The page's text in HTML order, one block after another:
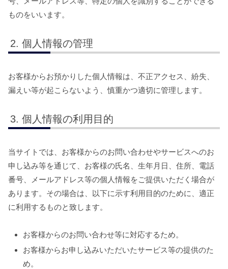
ものをいいます。
個人情報の管理
お客様からお預かりした個人情報は、不正アクセス、紛失、
漏えい等が起こらないよう、慎重かつ適切に管理します。
個人情報の利用目的
当サイトでは、お客様からのお問い合わせやサービスへのお
申し込み等を通じて、お客様の氏名、生年月日、住所、電話
番号、メールアドレス等の個人情報をご提供いただく場合が
あります。その場合は、以下に示す利用目的のために、適正
に利用するものと致します。
お客様からのお問い合わせ等に対応するため。
お客様からお申し込みいただいたサービス等の提供のた
め。